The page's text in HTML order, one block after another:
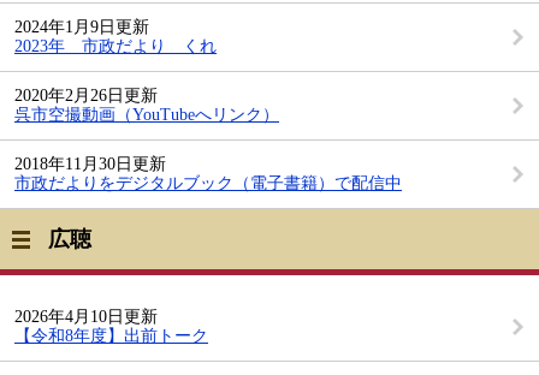
2024年1月9日更新
2023年 市政だより くれ
2020年2月26日更新
呉市空撮動画（YouTubeへリンク）
2018年11月30日更新
市政だよりをデジタルブック（電子書籍）で配信中
広聴
2026年4月10日更新
【令和8年度】出前トーク